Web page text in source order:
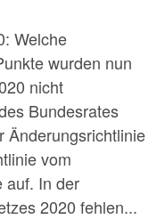
Welche
wurden nun
nicht
Bundesrates
Änderungsrichtlinie
vom
auf. In der
2020 fehlen...